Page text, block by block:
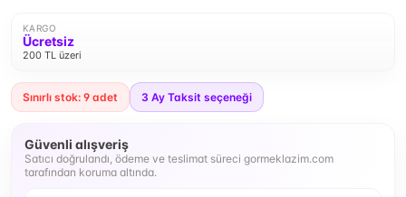
KARGO
Ücretsiz
200 TL üzeri
Sınırlı stok: 9 adet 3 Ay Taksit seçeneği
Güvenli alışveriş
Satıcı doğrulandı, ödeme ve teslimat süreci gormeklazim.com
tarafından koruma altında.